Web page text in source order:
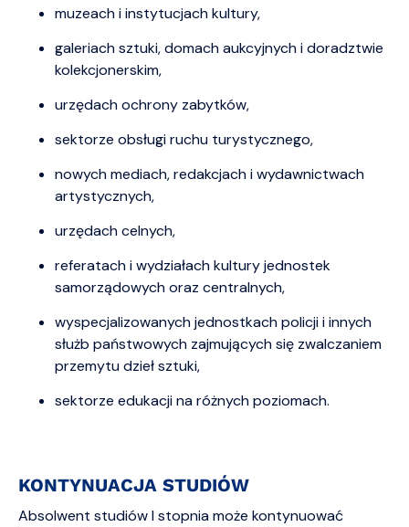
muzeach i instytucjach kultury,
galeriach sztuki, domach aukcyjnych i doradztwie
kolekcjonerskim,
urzędach ochrony zabytków,
sektorze obsługi ruchu turystycznego,
nowych mediach, redakcjach i wydawnictwach
artystycznych,
urzędach celnych,
referatach i wydziałach kultury jednostek
samorządowych oraz centralnych,
wyspecjalizowanych jednostkach policji i innych
służb państwowych zajmujących się zwalczaniem
przemytu dzieł sztuki,
sektorze edukacji na różnych poziomach.
KONTYNUACJA STUDIÓW
Absolwent studiów I stopnia może kontynuować